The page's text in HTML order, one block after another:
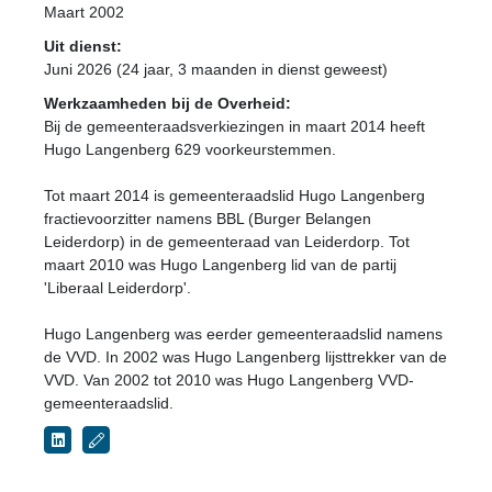
Maart 2002
Uit dienst:
Juni 2026 (24 jaar, 3 maanden in dienst geweest)
Werkzaamheden bij de Overheid:
Bij de gemeenteraadsverkiezingen in maart 2014 heeft
Hugo Langenberg 629 voorkeurstemmen.
Tot maart 2014 is gemeenteraadslid Hugo Langenberg
fractievoorzitter namens BBL (Burger Belangen
Leiderdorp) in de gemeenteraad van Leiderdorp. Tot
maart 2010 was Hugo Langenberg lid van de partij
'Liberaal Leiderdorp'.
Hugo Langenberg was eerder gemeenteraadslid namens
de VVD. In 2002 was Hugo Langenberg lijsttrekker van de
VVD. Van 2002 tot 2010 was Hugo Langenberg VVD-
gemeenteraadslid.